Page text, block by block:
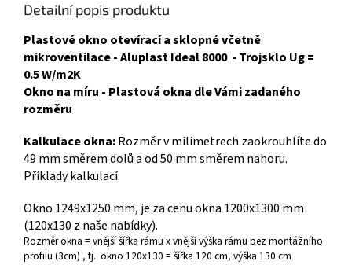
Detailní popis produktu
Plastové okno otevírací a sklopné včetně
mikroventilace - Aluplast Ideal 8000 - Trojsklo Ug =
0.5 W/m2K
Okno na míru - Plastová okna dle Vámi zadaného
rozměru
Kalkulace okna:Rozměr v milimetrech zaokrouhlíte do
49 mm směrem dolů a od 50 mm směrem nahoru.
Příklady kalkulací:
Okno 1249x1250 mm, je za cenu okna 1200x1300 mm
(120x130 z naše nabídky).
Rozměr okna = vnější šířka rámu x vnější výška rámu bez montážního
profilu (3cm) , tj. okno 120x130 = šířka 120 cm, výška 130 cm